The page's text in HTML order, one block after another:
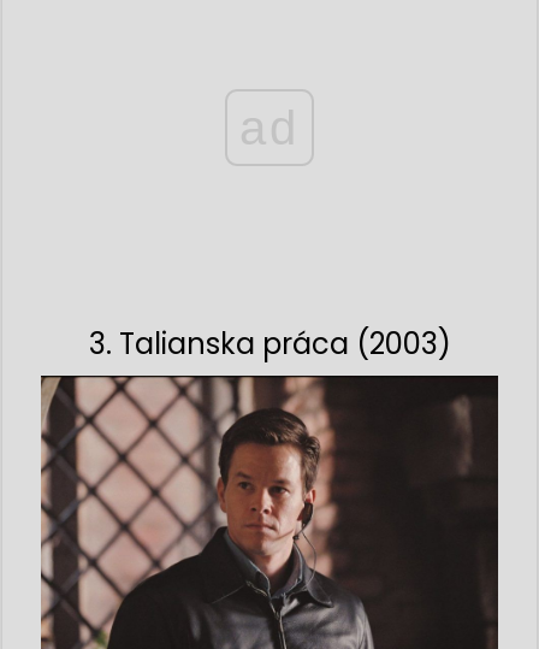
ad
3. Talianska práca (2003)